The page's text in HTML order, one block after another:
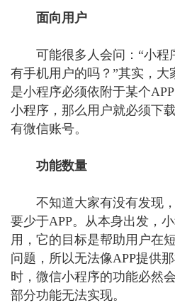
面向用户
可能很多人会问：“小程
有手机用户的吗？”其实，
是小程序必须依附于某个
小程序，那么用户就必须下
有微信账号。
功能数量
不知道大家有没有发现，
要少于APP。从本身出发，
用，它的目标是帮助用户在
问题，所以无法像APP提供
时，微信小程序的功能必然
部分功能无法实现。